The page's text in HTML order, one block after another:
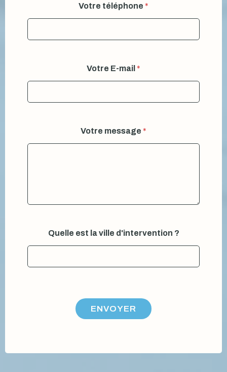
Votre téléphone *
Votre E-mail *
u
e
o
r
Votre message *
Quelle est la ville d'intervention ?
ENVOYER